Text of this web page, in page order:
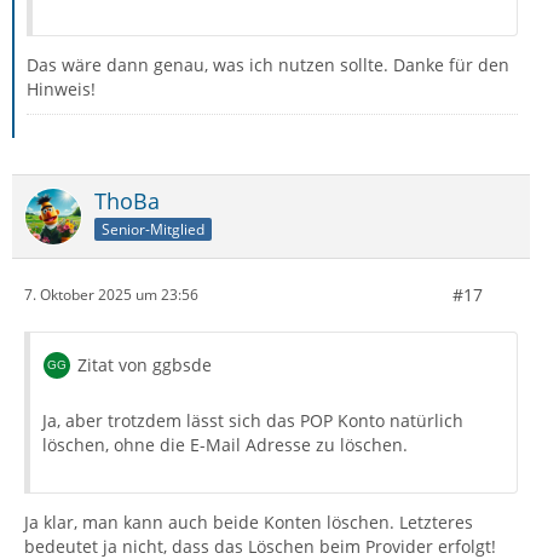
Das wäre dann genau, was ich nutzen sollte. Danke für den
Hinweis!
ThoBa
Senior-Mitglied
7. Oktober 2025 um 23:56 #17
Zitat von ggbsde
Ja, aber trotzdem lässt sich das POP Konto natürlich
löschen, ohne die E-Mail Adresse zu löschen.
Ja klar, man kann auch beide Konten löschen. Letzteres
bedeutet ja nicht, dass das Löschen beim Provider erfolgt!